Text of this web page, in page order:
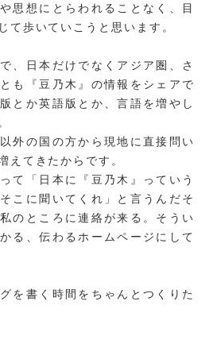
思想にとらわれることなく、目
て歩いていこうと思います。
、日本だけでなくアジア圏、さ
も『豆乃木』の情報をシェアで
とか英語版とか、言語を増やし
外の国の方から現地に直接問い
えてきたからです。
て「日本に『豆乃木』っていう
こに聞いてくれ」と言うんだそ
のところに連絡が来る。そうい
る、伝わるホームページにして
を書く時間をちゃんとつくりた